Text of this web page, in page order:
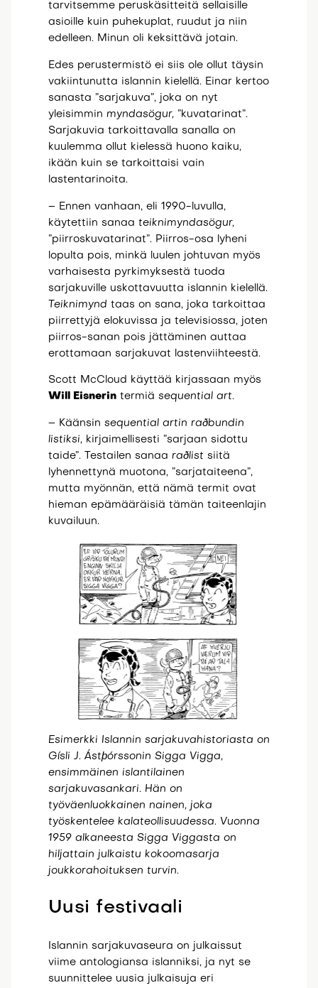
tarvitsemme peruskäsitteitä sellaisille
asioille kuin puhekuplat, ruudut ja niin
edelleen. Minun oli keksittävä jotain.
Edes perustermistö ei siis ole ollut täysin
vakiintunutta islannin kielellä. Einar kertoo
sanasta ”sarjakuva”, joka on nyt
yleisimmin myndasögur, ”kuvatarinat”.
Sarjakuvia tarkoittavalla sanalla on
kuulemma ollut kielessä huono kaiku,
ikään kuin se tarkoittaisi vain
lastentarinoita.
– Ennen vanhaan, eli 1990-luvulla,
käytettiin sanaa teiknimyndasögur,
”piirroskuvatarinat”. Piirros-osa lyheni
lopulta pois, minkä luulen johtuvan myös
varhaisesta pyrkimyksestä tuoda
sarjakuville uskottavuutta islannin kielellä.
Teiknimynd taas on sana, joka tarkoittaa
piirrettyjä elokuvissa ja televisiossa, joten
piirros-sanan pois jättäminen auttaa
erottamaan sarjakuvat lastenviihteestä.
Scott McCloud käyttää kirjassaan myös
Will Eisnerintermiä sequential art.
– Käänsin sequential artin raðbundin
listiksi, kirjaimellisesti ”sarjaan sidottu
taide”. Testailen sanaa raðlist siitä
lyhennettynä muotona, ”sarjataiteena”,
mutta myönnän, että nämä termit ovat
hieman epämääräisiä tämän taiteenlajin
kuvailuun.
Esimerkki Islannin sarjakuvahistoriasta on
Gísli J. Ástþórssonin Sigga Vigga,
ensimmäinen islantilainen
sarjakuvasankari. Hän on
työväenluokkainen nainen, joka
työskentelee kalateollisuudessa. Vuonna
1959 alkaneesta Sigga Viggasta on
hiljattain julkaistu kokoomasarja
joukkorahoituksen turvin.
Uusi festivaali
Islannin sarjakuvaseura on julkaissut
viime antologiansa islanniksi, ja nyt se
suunnittelee uusia julkaisuja eri